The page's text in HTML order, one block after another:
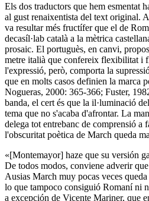
Els dos traductors que hem esmentat
al gust renaixentista del text original.
va resultar més fructífer que el de
decasíl·lab català a la mètrica
prosaic. El portuguès, en canvi,
metre italià que confereix flexibilitat i
l'expressió, però, comporta la
que en molts casos definien la marca
Nogueras, 2000: 365-366; Fuster,
banda, el cert és que la il·luminació
tema que no s'acaba d'afrontar. La
delega tot entrebanc de comprensió a
l'obscuritat poètica de March queda
«[Montemayor] haze que su versión
De todos modos, conviene adverir
Ausias March muy pocas veces
lo que tampoco consiguió Romaní ni
a excepción de Vicente Mariner, que